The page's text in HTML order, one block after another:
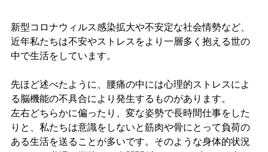
新型コロナウィルス感染拡大や不安定な社会情勢など、
近年私たちは不安やストレスをより一層多く抱える世の
中で生活をしています。
先ほど述べたように、腰痛の中には心理的ストレスによ
る脳機能の不具合により発生するものがあります。
左右どちらかに偏ったり、変な姿勢で長時間仕事をした
りと、私たちは意識をしないと筋肉や骨にとって負荷の
ある生活を送ることが多いです。そのような身体的状況